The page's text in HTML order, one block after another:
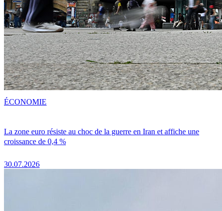
La zone euro résiste au choc de la guerre en Iran et affiche une
croissance de 0,4 %
30.07.2026
ÉCONOMIE